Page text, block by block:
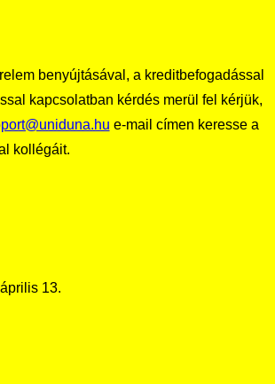
benyújtásával, a kreditbefogadással
kapcsolatban kérdés merül fel kérjük,
e-mail címen keresse a
kollégáit.
13.